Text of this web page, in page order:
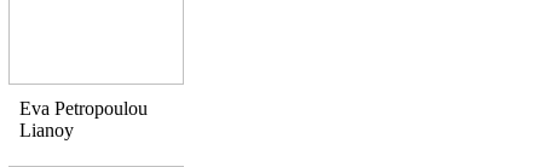
Eva Petropoulou
Lianoy